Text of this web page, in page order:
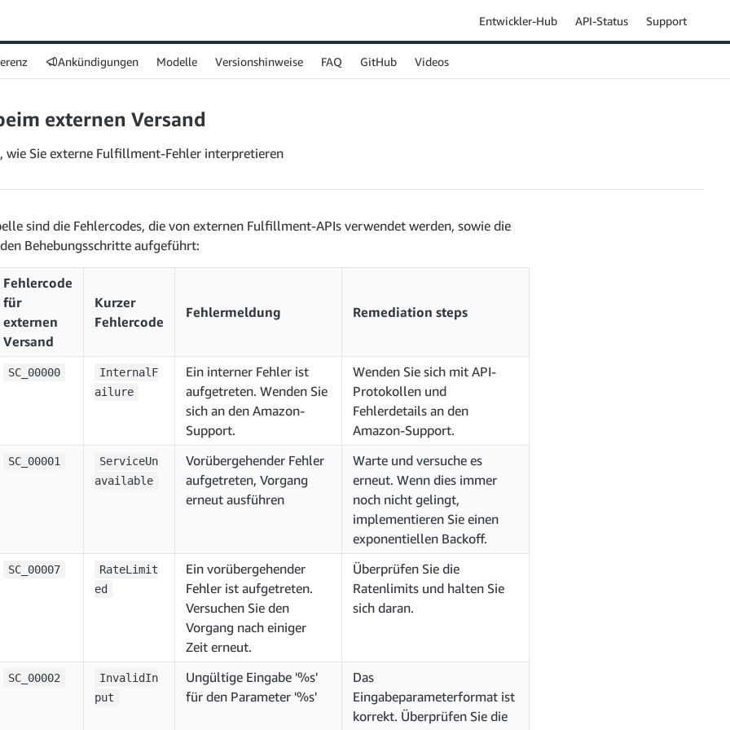
Entwickler-Hub API-Status Support
Ankündigungen Modelle Versionshinweise FAQ GitHub Videos
externen Versand
wie Sie externe Fulfillment-Fehler interpretieren
sind die Fehlercodes, die von externen Fulfillment-APIs verwendet werden, sowie die
Behebungsschritte aufgeführt:
Fehlercode
für
externen
Versand
Kurzer
Fehlercode
Fehlermeldung Remediation steps
SC_00000
InternalF
ailure
Ein interner Fehler ist
aufgetreten. Wenden Sie
sich an den Amazon-
Support.
Wenden Sie sich mit API-
Protokollen und
Fehlerdetails an den
Amazon-Support.
SC_00001
ServiceUn
available
Vorübergehender Fehler
aufgetreten, Vorgang
erneut ausführen
Warte und versuche es
erneut. Wenn dies immer
noch nicht gelingt,
implementieren Sie einen
exponentiellen Backoff.
SC_00007
RateLimit
ed
Ein vorübergehender
Fehler ist aufgetreten.
Versuchen Sie den
Vorgang nach einiger
Zeit erneut.
Überprüfen Sie die
Ratenlimits und halten Sie
sich daran.
SC_00002
InvalidIn
put
Ungültige Eingabe '%s'
für den Parameter '%s'
Das
Eingabeparameterformat ist
korrekt. Überprüfen Sie die